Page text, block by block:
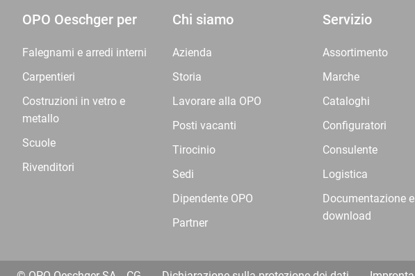
OPO Oeschger per
Falegnami e arredi interni
Carpentieri
Costruzioni in vetro e
metallo
Scuole
Rivenditori
Chi siamo
Azienda
Storia
Lavorare alla OPO
Posti vacanti
Tirocinio
Sedi
Dipendente OPO
Partner
Servizio
Assortimento
Marche
Cataloghi
Configuratori
Consulente
Logistica
Documentazione e
download